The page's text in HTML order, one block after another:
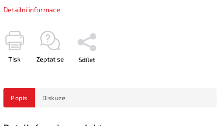
Detailní informace
Tisk Zeptat se Sdílet
Popis Diskuze